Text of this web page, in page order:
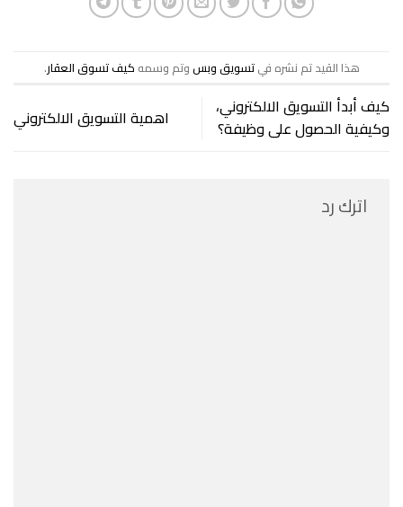
هذا القيد تم نشره فيتسويق وبسوتم وسمه كيف تسوق العقار.
كيف أبدأ التسويق الالكتروني،
وكيفية الحصول على وظيفة؟
اهمية التسويق الالكتروني
اترك رد